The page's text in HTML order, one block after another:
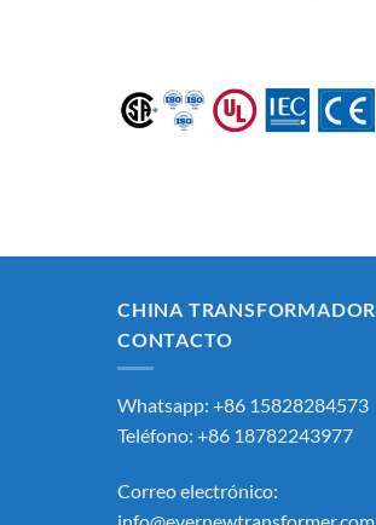
CHINA TRANSFORMADOR
CONTACTO
Whatsapp: +86 15828284573
Teléfono: +86 18782243977
Correo electrónico: